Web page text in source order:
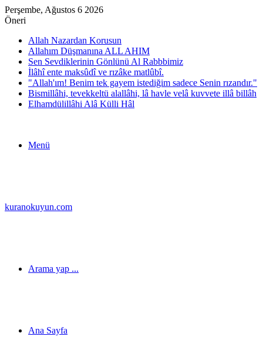
Perşembe, Ağustos 6 2026
Öneri
Allah Nazardan Korusun
Allahım Düşmanına ALL AHIM
Sen Sevdiklerinin Gönlünü Al Rabbbimiz
İlâhî ente maksûdî ve rızâke matlûbî.
"Allah'ım! Benim tek gayem istediğim sadece Senin rızandır."
Bismillâhi, tevekkeltü alallâhi, lâ havle velâ kuvvete illâ billâh
Elhamdülillâhi Alâ Külli Hâl
Menü
kuranokuyun.com
Arama yap ...
Ana Sayfa